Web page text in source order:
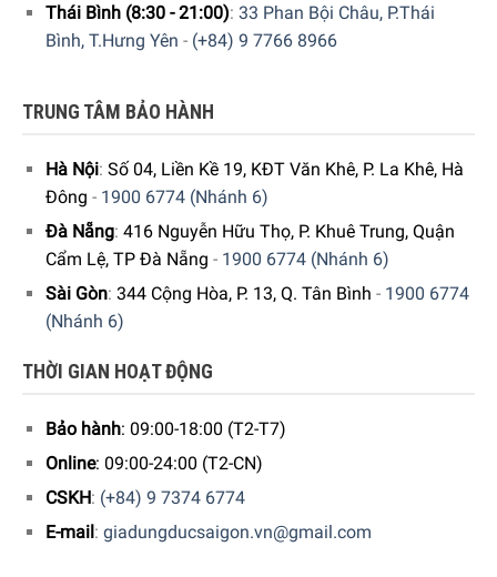
Philips HU5930/10kKiểm soát an toàn
Tính năng Parental Control khóa bảng điều khiển trẻ em
giúp tránh những hoạt động không đúng của trẻ em, làm
tổn hại đến trẻ hay đến máy.
Thiết kế thông minh của máy Máy lọc bụi mịn Philips cho
chứa nước…
Thái Bình (8:30 - 21:00): 33 Phan Bội Châu, P.Thái
Bình, T.Hưng Yên - (+84) 9 7766 8966
TRUNG TÂM BẢO HÀNH
Hà Nội: Số 04, Liền Kề 19, KĐT Văn Khê, P. La Khê, Hà
Đông - 1900 6774 (Nhánh 6)
Đà Nẵng: 416 Nguyễn Hữu Thọ, P. Khuê Trung, Quận
Cẩm Lệ, TP Đà Nẵng - 1900 6774 (Nhánh 6)
Sài Gòn: 344 Cộng Hòa, P. 13, Q. Tân Bình - 1900 6774
(Nhánh 6)
THỜI GIAN HOẠT ĐỘNG
Bảo hành: 09:00-18:00 (T2-T7)
Online: 09:00-24:00 (T2-CN)
CSKH: (+84) 9 7374 6774
E-mail: giadungducsaigon.vn@gmail.com